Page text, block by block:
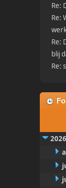
Re:
Re:
Re:
blij
Re:
2026